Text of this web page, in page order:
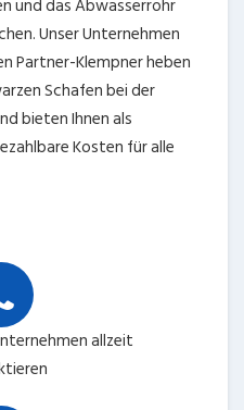
und das Abwasserrohr
Unser Unternehmen
Partner-Klempner heben
Schafen bei der
bieten Ihnen als
Kosten für alle
allzeit